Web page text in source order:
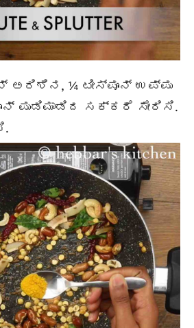
ಅರಿಶಿನ, ¼ ಟೀಸ್ಪೂನ್ ಉಪ್ಪು
ಪುಡಿಮಾಡಿದ ಸಕ್ಕರೆ ಸೇರಿಸಿ.